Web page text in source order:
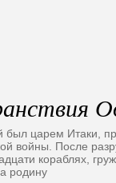
был царем Итаки,
войны. После
кораблях,
родину